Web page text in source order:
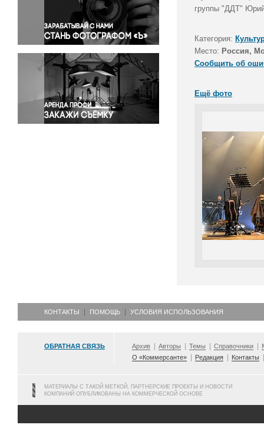
Правосудие
Происшествия и конфликты
Религия
Светская жизнь
Спорт
Экология
Экономика и бизнес
группы "ДДТ"
Категория:
Место: Россия,
Сообщить об
Ещё фото
КОНТАКТЫ ПОМОЩЬ УСЛОВИЯ ИСПОЛЬЗОВАНИЯ
ОБРАТНАЯ СВЯЗЬ Архив Авторы Темы Справочники
О «Коммерсанте»
Редакция Контакты
МАТЕРИАЛЫ С ТАКОЙ МЕТКОЙ, ПАРТНЕРСКИЕ ПРОЕКТЫ И НОВОСТИ
КОМПАНИЙ ОПУБЛИКОВАНЫ НА КОММЕРЧЕСКОЙ ОСНОВЕ